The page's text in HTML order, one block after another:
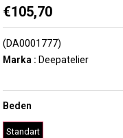
€105,70
(DA0001777)
Marka : Deepatelier
Beden
Standart